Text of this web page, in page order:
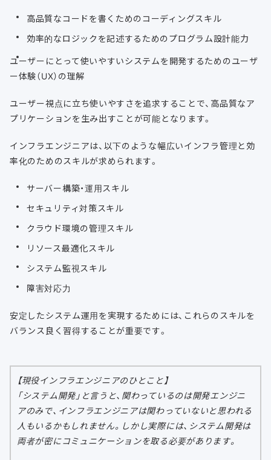
高品質なコードを書くためのコーディングスキル
効率的なロジックを記述するためのプログラム設計能力
ユーザーにとって使いやすいシステムを開発するためのユーザ
ー体験（UX）の理解
ユーザー視点に立ち使いやすさを追求することで、高品質なア
プリケーションを生み出すことが可能となります。
インフラエンジニアは、以下のような幅広いインフラ管理と効
率化のためのスキルが求められます。
サーバー構築・運用スキル
セキュリティ対策スキル
クラウド環境の管理スキル
リソース最適化スキル
システム監視スキル
障害対応力
安定したシステム運用を実現するためには、これらのスキルを
バランス良く習得することが重要です。
【現役インフラエンジニアのひとこと】
「システム開発」と言うと、関わっているのは開発エンジニ
アのみで、インフラエンジニアは関わっていないと思われる
人もいるかもしれません。しかし実際には、システム開発は
両者が密にコミュニケーションを取る必要があります。